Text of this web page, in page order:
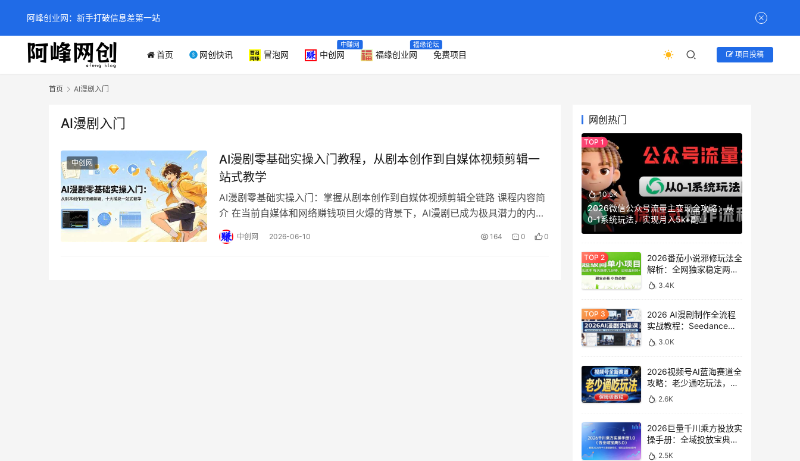
首页 网创快讯 冒泡网 中创网
中赚网
福缘创业网
福缘论坛
免费项目 项目投稿
首页 AI漫剧入门
AI漫剧入门
中创网
AI漫剧零基础实操入门教程，从剧本创作到自媒体视频剪辑一
站式教学
AI漫剧零基础实操入门：掌握从剧本创作到自媒体视频剪辑全链路 课程内容简
介 在当前自媒体和网络赚钱项目火爆的背景下，AI漫剧已成为极具潜力的内容
赛道。本课程是AI漫剧零基础实操入门…
中创网 2026-06-10 164 0 0
网创热门
10.5K
2026微信公众号流量主变现全攻略：从
0-1系统玩法，实现月入5k+副业
2026番茄小说邪修玩法全
解析：全网独家稳定两年
老项目，助你日赚
500+稿费收益
3.4K
2026 AI漫剧制作全流程
实战教程：Seedance
2.0即梦视频生成与小说
授权教学
3.0K
2026视频号AI蓝海赛道全
攻略：老少通吃玩法，零
基础保姆级副业增收教程
2.6K
2026巨量千川乘方投放实
操手册：全域投放宝典
5.0深度解析ROI提升方案
2.5K
阿峰创业网：新手打破信息差第一站